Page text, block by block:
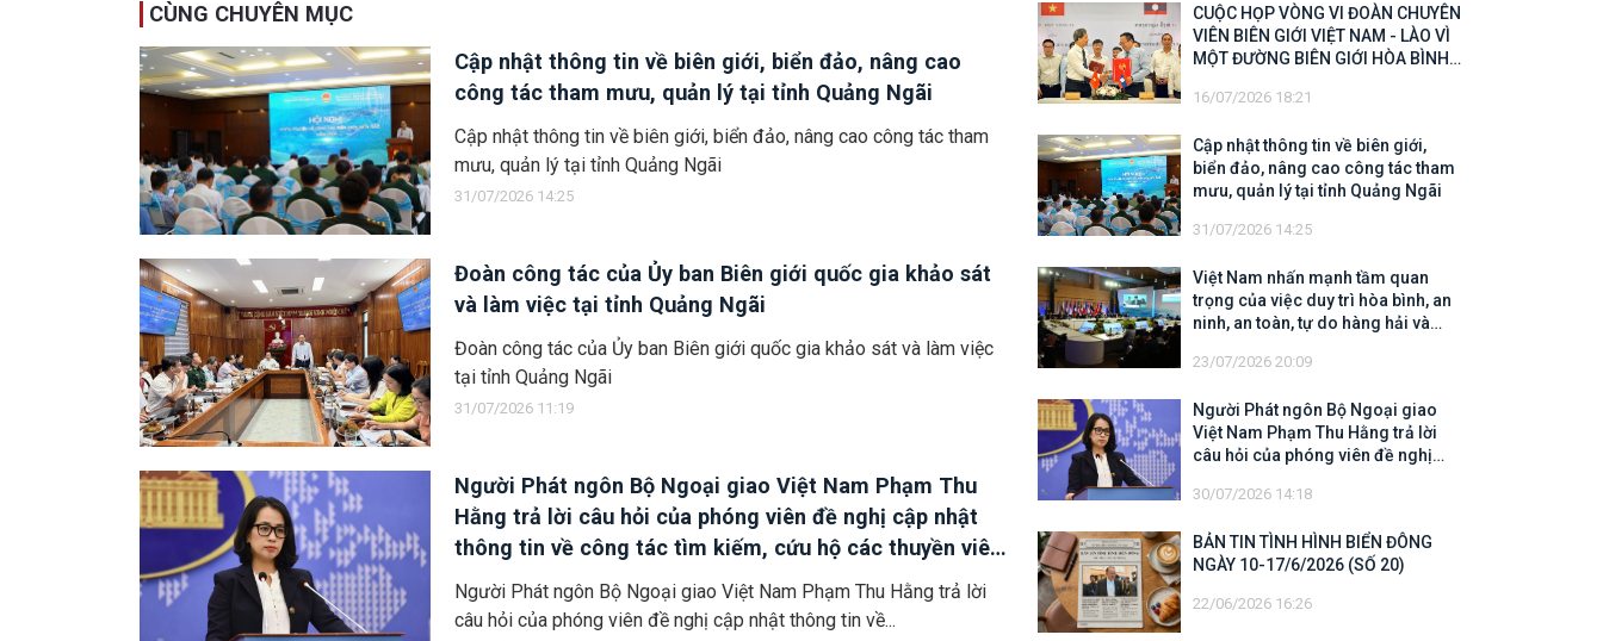
CÙNG CHUYÊN MỤC
Cập nhật thông tin về biên giới, biển đảo, nâng cao
công tác tham mưu, quản lý tại tỉnh Quảng Ngãi
Cập nhật thông tin về biên giới, biển đảo, nâng cao công tác tham
mưu, quản lý tại tỉnh Quảng Ngãi
31/07/2026 14:25
Đoàn công tác của Ủy ban Biên giới quốc gia khảo sát
và làm việc tại tỉnh Quảng Ngãi
Đoàn công tác của Ủy ban Biên giới quốc gia khảo sát và làm việc
tại tỉnh Quảng Ngãi
31/07/2026 11:19
Người Phát ngôn Bộ Ngoại giao Việt Nam Phạm Thu
Hằng trả lời câu hỏi của phóng viên đề nghị cập nhật
thông tin về công tác tìm kiếm, cứu hộ các thuyền viên
Việt Nam trên tàu Khôi Nguyên 18
Người Phát ngôn Bộ Ngoại giao Việt Nam Phạm Thu Hằng trả lời
câu hỏi của phóng viên đề nghị cập nhật thông tin về...
CUỘC HỌP VÒNG VI ĐOÀN CHUYÊN
VIÊN BIÊN GIỚI VIỆT NAM - LÀO VÌ
MỘT ĐƯỜNG BIÊN GIỚI HÒA BÌNH,
16/07/2026 18:21
Cập nhật thông tin về biên giới,
biển đảo, nâng cao công tác tham
mưu, quản lý tại tỉnh Quảng Ngãi
31/07/2026 14:25
Việt Nam nhấn mạnh tầm quan
trọng của việc duy trì hòa bình, an
ninh, an toàn, tự do hàng hải và
23/07/2026 20:09
Người Phát ngôn Bộ Ngoại giao
Việt Nam Phạm Thu Hằng trả lời
câu hỏi của phóng viên đề nghị
kiếm, cứu hộ các thuyền viên Việt
30/07/2026 14:18
BẢN TIN TÌNH HÌNH BIỂN ĐÔNG
NGÀY 10-17/6/2026 (SỐ 20)
22/06/2026 16:26